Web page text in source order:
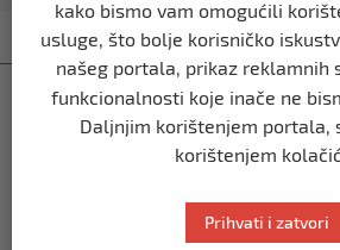
Kategorija Najnovije
BIH
Ravnopravnost da —
manipulacija ne
kako bismo vam omogućili
usluge, što bolje korisničko
našeg portala, prikaz reklamnih
funkcionalnosti koje inače ne
Daljnjim korištenjem portala,
korištenjem
Prihvati i zatvori